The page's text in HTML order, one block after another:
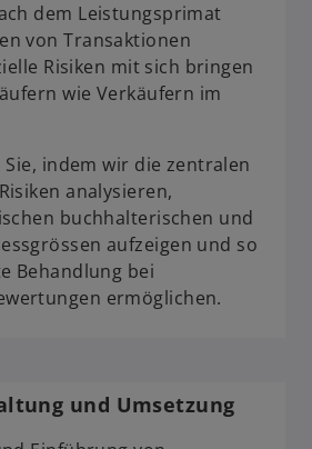
dem Leistungsprimat
von Transaktionen
Risiken mit sich bringen
wie Verkäufern im
indem wir die zentralen
analysieren,
buchhalterischen und
aufzeigen und so
Behandlung bei
ermöglichen.
und Umsetzung